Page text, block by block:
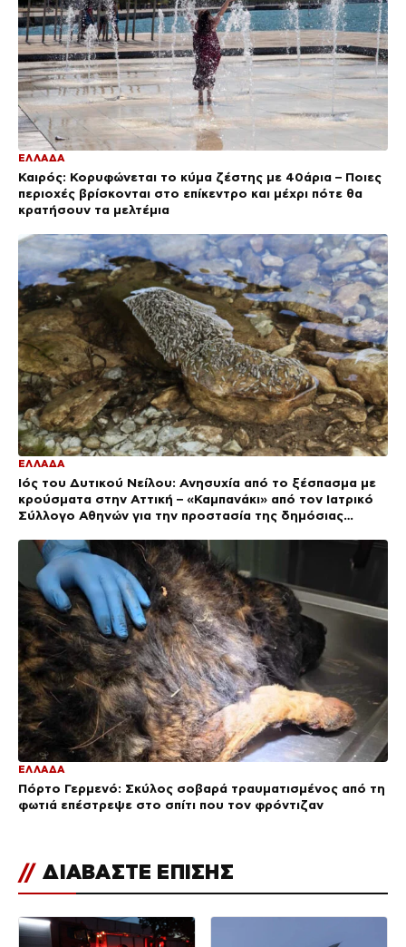
ΕΛΛΑΔΑ
Καιρός: Κορυφώνεται το κύμα ζέστης με 40άρια – Ποιες
περιοχές βρίσκονται στο επίκεντρο και μέχρι πότε θα
κρατήσουν τα μελτέμια
ΕΛΛΑΔΑ
Ιός του Δυτικού Νείλου: Ανησυχία από το ξέσπασμα με
κρούσματα στην Αττική – «Καμπανάκι» από τον Ιατρικό
Σύλλογο Αθηνών για την προστασία της δημόσιας
ΕΛΛΑΔΑ
Πόρτο Γερμενό: Σκύλος σοβαρά τραυματισμένος από τη
φωτιά επέστρεψε στο σπίτι που τον φρόντιζαν
// ΔΙΑΒΑΣΤΕ ΕΠΙΣΗΣ